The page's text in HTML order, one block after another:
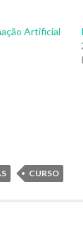
Artificial
CURSO